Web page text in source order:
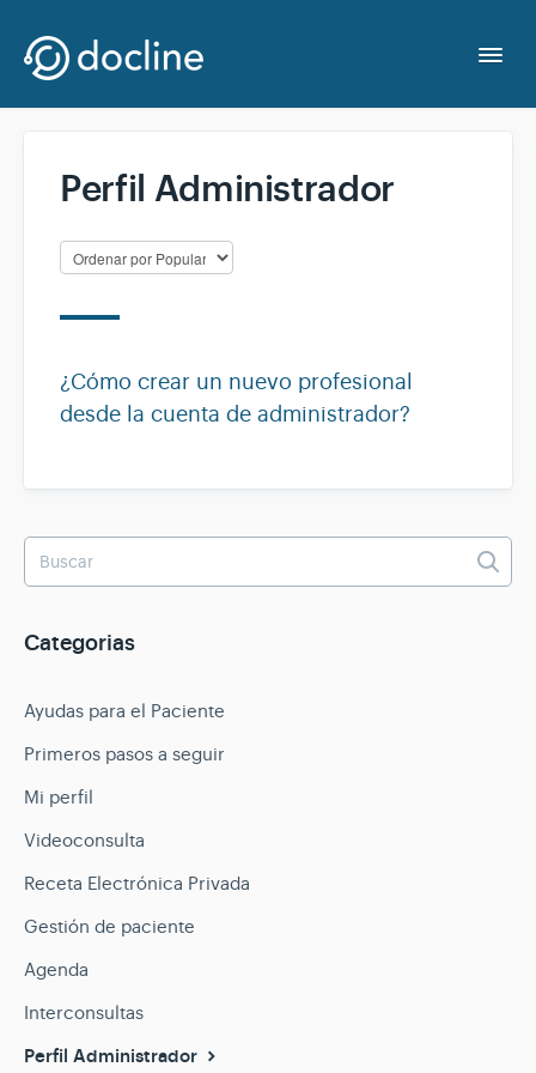
Perfil Administrador
¿Cómo crear un nuevo profesional
desde la cuenta de administrador?
Categorias
Ayudas para el Paciente
Primeros pasos a seguir
Mi perfil
Videoconsulta
Receta Electrónica Privada
Gestión de paciente
Agenda
Interconsultas
Perfil Administrador